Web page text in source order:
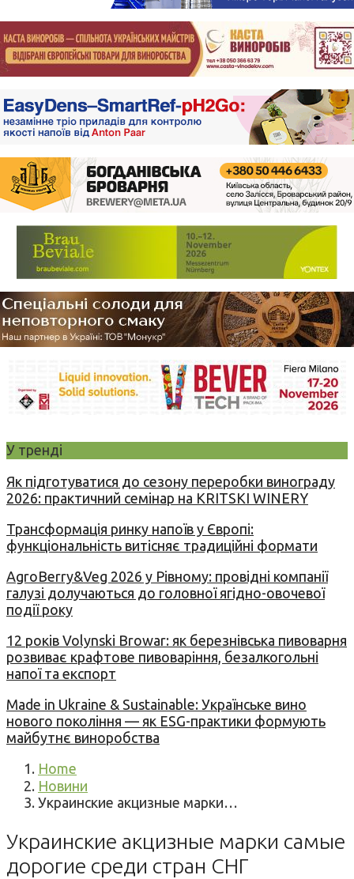
У тренді
Як підготуватися до сезону переробки винограду
2026: практичний семінар на KRITSKI WINERY
Трансформація ринку напоїв у Європі:
функціональність витісняє традиційні формати
AgroBerry&Veg 2026 у Рівному: провідні компанії
галузі долучаються до головної ягідно-овочевої
події року
12 років Volynski Browar: як березнівська пивоварня
розвиває крафтове пивоваріння, безалкогольні
напої та експорт
Made in Ukraine & Sustainable: Українське вино
нового покоління — як ESG-практики формують
майбутнє виноробства
Home
Новини
Украинские акцизные марки…
Украинские акцизные марки самые
дорогие среди стран СНГ